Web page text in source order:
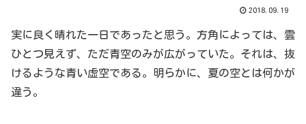
2018.09.19
実に良く晴れた一日であったと思う。方角によっては、雲
ひとつ見えず、ただ青空のみが広がっていた。それは、抜
けるような青い虚空である。明らかに、夏の空とは何かが
違う。